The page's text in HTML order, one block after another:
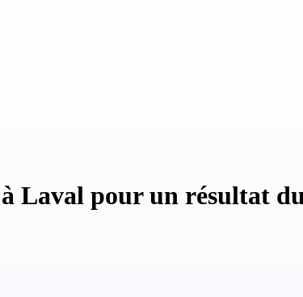
Laval pour un résultat